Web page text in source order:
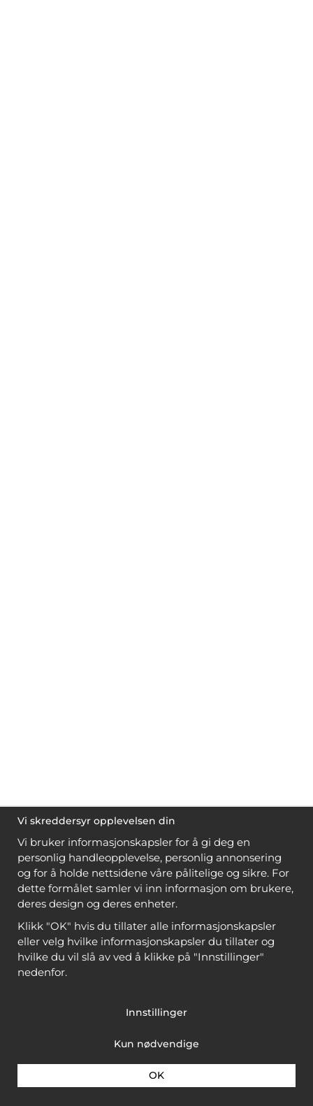
Vi skreddersyr opplevelsen din
Vi bruker informasjonskapsler for å gi deg en
personlig handleopplevelse, personlig annonsering
og for å holde nettsidene våre pålitelige og sikre. For
dette formålet samler vi inn informasjon om brukere,
deres design og deres enheter.
Klikk "OK" hvis du tillater alle informasjonskapsler
eller velg hvilke informasjonskapsler du tillater og
hvilke du vil slå av ved å klikke på "Innstillinger"
nedenfor.
Innstillinger
Kun nødvendige
OK